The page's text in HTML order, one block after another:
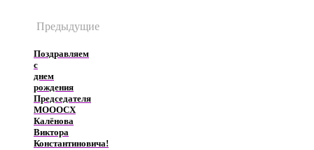
Предыдущие
Поздравляем
с
днем
рождения
Председателя
МОООСХ
Калёнова
Виктора
Константиновича!